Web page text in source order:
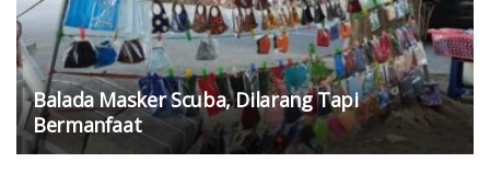
Balada Masker Scuba, Dilarang Tapi
Bermanfaat